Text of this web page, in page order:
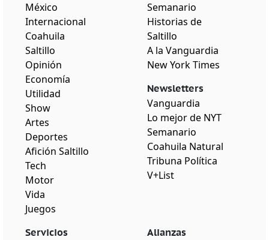
México
Internacional
Coahuila
Saltillo
Opinión
Economía
Utilidad
Show
Artes
Deportes
Afición Saltillo
Tech
Motor
Vida
Juegos
Semanario
Historias de
Saltillo
A la Vanguardia
New York Times
Newsletters
Vanguardia
Lo mejor de NYT
Semanario
Coahuila Natural
Tribuna Política
V+List
Servicios Alianzas